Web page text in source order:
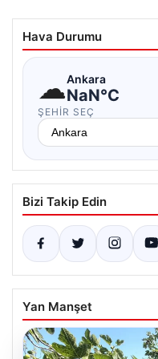
Hava Durumu
☁Ankara
NaN°C
ŞEHIR SEÇ
Bizi Takip Edin
Yan Manşet